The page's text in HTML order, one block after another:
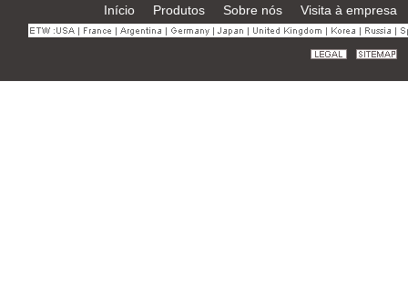
Início Produtos Sobre nós Visita à empresa